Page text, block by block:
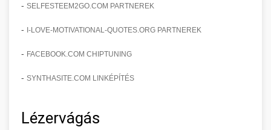
- SELFESTEEM2GO.COM PARTNEREK
- I-LOVE-MOTIVATIONAL-QUOTES.ORG PARTNEREK
- FACEBOOK.COM CHIPTUNING
- SYNTHASITE.COM LINKÉPÍTÉS
Lézervágás